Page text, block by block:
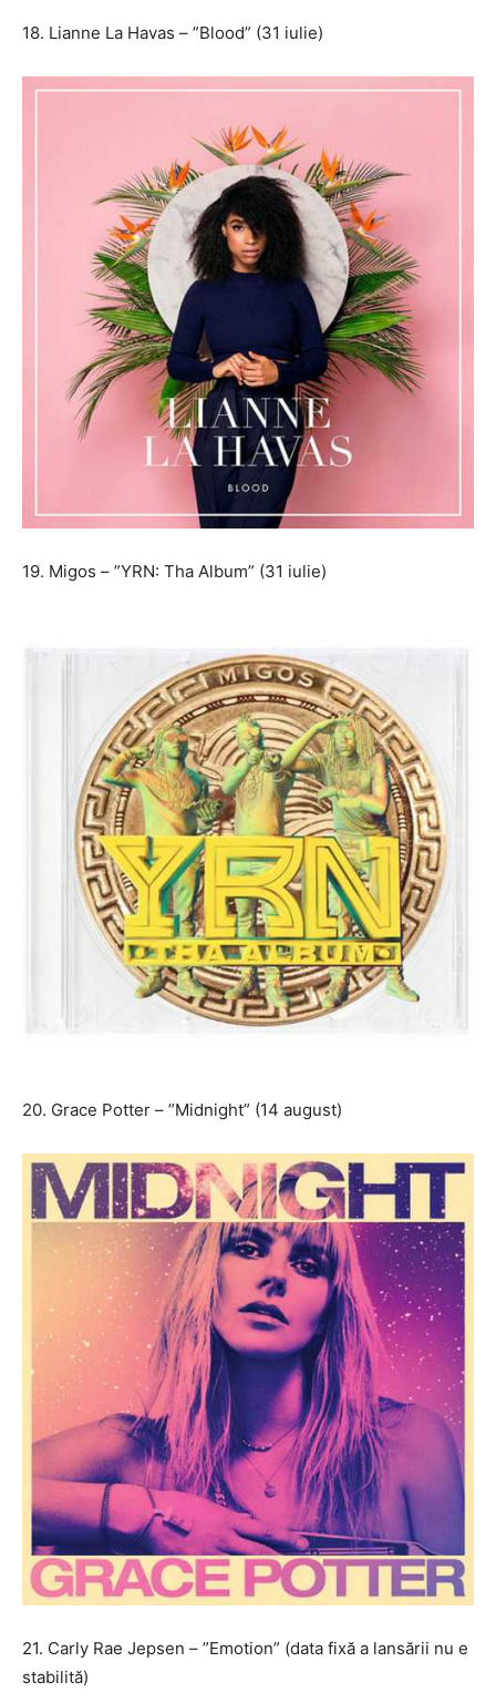
18. Lianne La Havas – ”Blood” (31 iulie)
19. Migos – ”YRN: Tha Album” (31 iulie)
20. Grace Potter – ”Midnight” (14 august)
21. Carly Rae Jepsen – ”Emotion” (data fixă a lansării nu e
stabilită)